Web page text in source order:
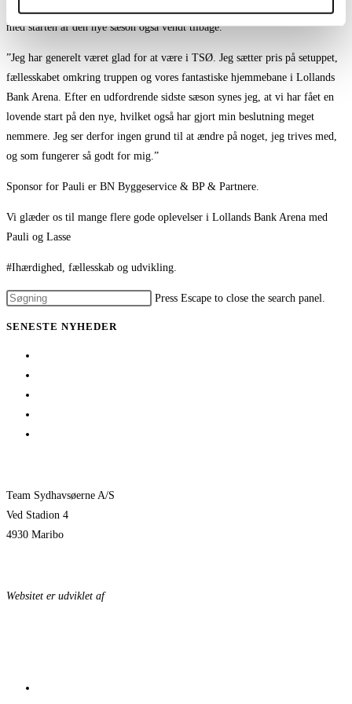
med starten af den nye sæson også vendt tilbage.
”Jeg har generelt været glad for at være i TSØ. Jeg sætter pris på setuppet,
fællesskabet omkring truppen og vores fantastiske hjemmebane i Lollands
Bank Arena. Efter en udfordrende sidste sæson synes jeg, at vi har fået en
lovende start på den nye, hvilket også har gjort min beslutning meget
nemmere. Jeg ser derfor ingen grund til at ændre på noget, jeg trives med,
og som fungerer så godt for mig.”
Sponsor for Pauli er BN Byggeservice & BP & Partnere.
Vi glæder os til mange flere gode oplevelser i Lollands Bank Arena med
Pauli og Lasse
#Ihærdighed, fællesskab og udvikling.
Press Escape to close the search panel.
SENESTE NYHEDER
Team Sydhavsøerne A/S
Ved Stadion 4
4930 Maribo
Websitet er udviklet af